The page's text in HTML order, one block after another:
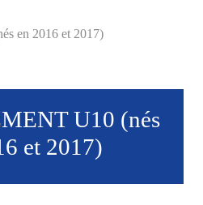
en 2016 et 2017)
U10 (nés
et 2017)